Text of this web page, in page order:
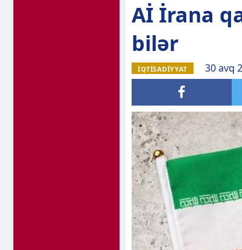
Aİ İrana
bilər
İQTİSADİYYAT 30 avq